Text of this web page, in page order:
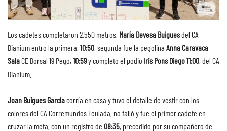
Los cadetes completaron 2.550 metros, María Devesa Buiguesdel CA
Dianium entro la primera, 10:50, segunda fue la pegolina Anna Caravaca
SalaCE Dorsal 19 Pego, 10:59y completo el podio Iris Pons Diego11:00, del CA
Dianium.
Joan Buigues Garcíacorría en casa y tuvo el detalle de vestir con los
colores del CA Corremundos Teulada, no falló y fue el primer cadete en
cruzar la meta, con un registro de 08:35, precedido por su compañero de